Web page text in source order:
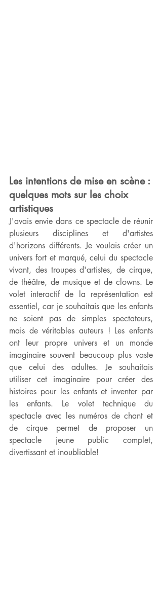
Les intentions de mise en scène :
quelques mots sur les choix
artistiques
J'avais envie dans ce spectacle de réunir
plusieurs disciplines et d'artistes
d'horizons différents. Je voulais créer un
univers fort et marqué, celui du spectacle
vivant, des troupes d'artistes, de cirque,
de théâtre, de musique et de clowns. Le
volet interactif de la représentation est
essentiel, car je souhaitais que les enfants
ne soient pas de simples spectateurs,
mais de véritables auteurs ! Les enfants
ont leur propre univers et un monde
imaginaire souvent beaucoup plus vaste
que celui des adultes. Je souhaitais
utiliser cet imaginaire pour créer des
histoires pour les enfants et inventer par
les enfants. Le volet technique du
spectacle avec les numéros de chant et
de cirque permet de proposer un
spectacle jeune public complet,
divertissant et inoubliable!